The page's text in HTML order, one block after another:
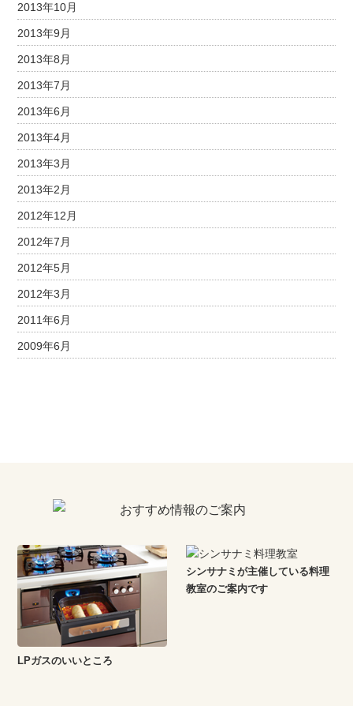
2013年10月
2013年9月
2013年8月
2013年7月
2013年6月
2013年4月
2013年3月
2013年2月
2012年12月
2012年7月
2012年5月
2012年3月
2011年6月
2009年6月
LPガスのいいところ
シンサナミが主催している料理
教室のご案内です